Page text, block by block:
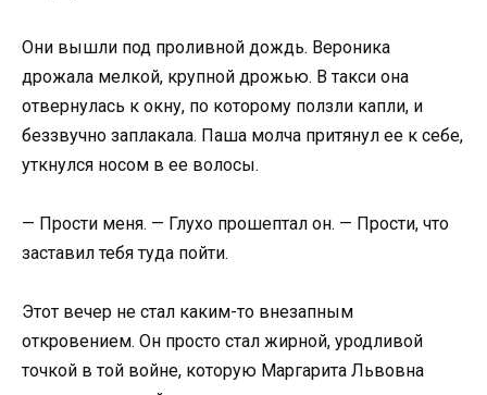
Они вышли под проливной дождь. Вероника
дрожала мелкой, крупной дрожью. В такси она
отвернулась к окну, по которому ползли капли, и
беззвучно заплакала. Паша молча притянул ее к себе,
уткнулся носом в ее волосы.
— Прости меня. — Глухо прошептал он. — Прости, что
заставил тебя туда пойти.
Этот вечер не стал каким-то внезапным
откровением. Он просто стал жирной, уродливой
точкой в той войне, которую Маргарита Львовна